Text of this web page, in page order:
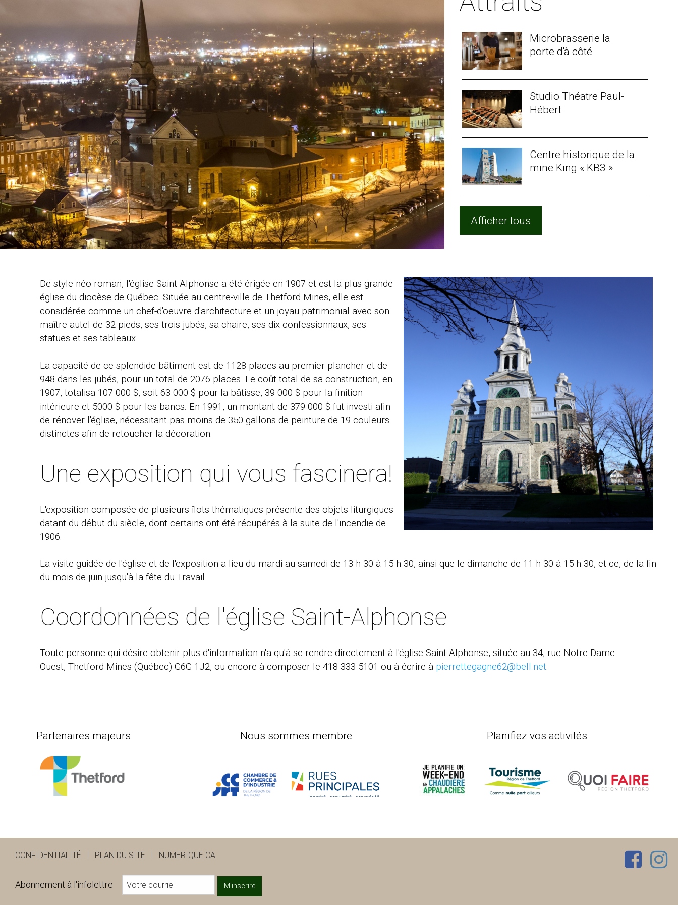
Microbrasserie la
porte d'à côté
Studio Théatre Paul-
Hébert
Centre historique de la
mine King « KB3 »
Afficher tous
De style néo-roman, l'église Saint-Alphonse a été érigée en 1907 et est la plus grande
église du diocèse de Québec. Située au centre-ville de Thetford Mines, elle est
considérée comme un chef-d'oeuvre d'architecture et un joyau patrimonial avec son
maître-autel de 32 pieds, ses trois jubés, sa chaire, ses dix confessionnaux, ses
statues et ses tableaux.
La capacité de ce splendide bâtiment est de 1128 places au premier plancher et de
948 dans les jubés, pour un total de 2076 places. Le coût total de sa construction, en
1907, totalisa 107 000 $, soit 63 000 $ pour la bâtisse, 39 000 $ pour la finition
intérieure et 5000 $ pour les bancs. En 1991, un montant de 379 000 $ fut investi afin
de rénover l'église, nécessitant pas moins de 350 gallons de peinture de 19 couleurs
distinctes afin de retoucher la décoration.
Une exposition qui vous fascinera!
L'exposition composée de plusieurs îlots thématiques présente des objets liturgiques
datant du début du siècle, dont certains ont été récupérés à la suite de l'incendie de
1906.
La visite guidée de l'église et de l'exposition a lieu du mardi au samedi de 13 h 30 à 15 h 30, ainsi que le dimanche de 11 h 30 à 15 h 30, et ce, de la fin
du mois de juin jusqu'à la fête du Travail.
Coordonnées de l'église Saint-Alphonse
Toute personne qui désire obtenir plus d'information n'a qu'à se rendre directement à l'église Saint-Alphonse, située au 34, rue Notre-Dame
Ouest, Thetford Mines (Québec) G6G 1J2, ou encore à composer le 418 333-5101 ou à écrire à pierrettegagne62@bell.net.
Partenaires majeurs Nous sommes membre Planifiez vos activités
CONFIDENTIALITÉ PLAN DU SITE NUMERIQUE.CA
Abonnement à l'infolettre